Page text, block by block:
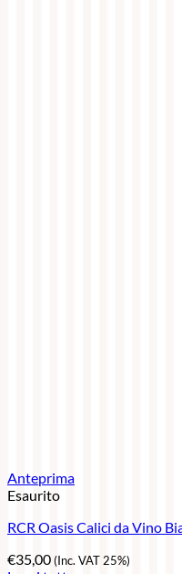
Anteprima
Esaurito
RCR Oasis Calici da Vino
€35,00(Inc. VAT 25%)